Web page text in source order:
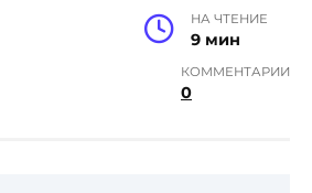
НА ЧТЕНИЕ
9 мин
КОММЕНТАРИИ
0